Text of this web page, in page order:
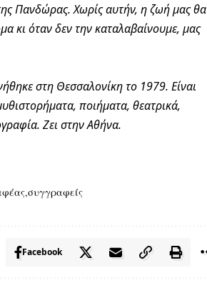
Πανδώρας. Χωρίς αυτήν, η ζωή μας θα
κι όταν δεν την καταλαβαίνουμε, μας
στη Θεσσαλονίκη το 1979. Είναι
ποιήματα, θεατρικά,
Ζει στην Αθήνα.
συγγραφείς
Facebook